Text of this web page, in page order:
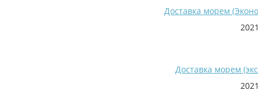
Доставка морем
Доставка морем